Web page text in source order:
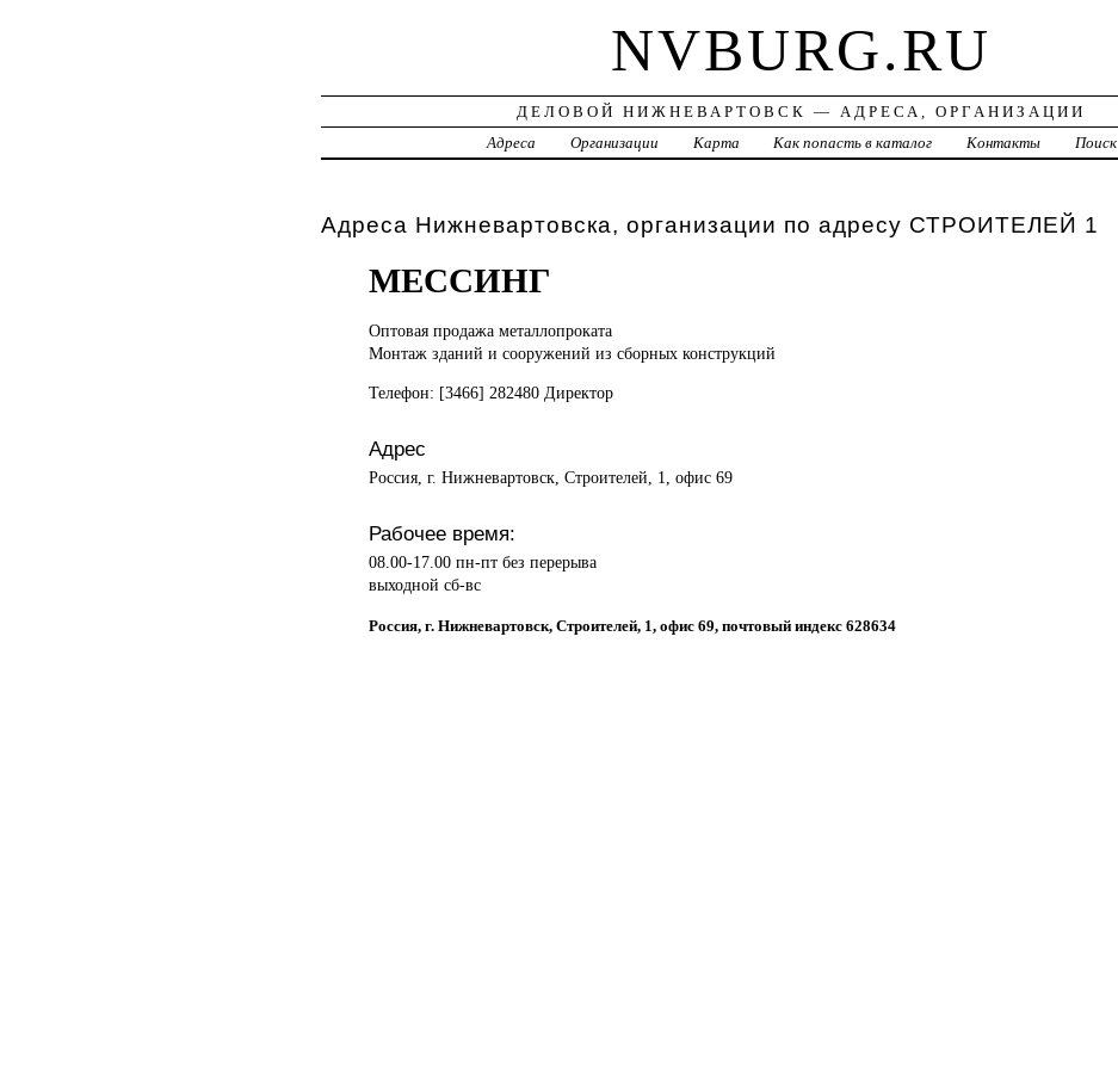
NVBURG.RU
ДЕЛОВОЙ НИЖНЕВАРТОВСК — АДРЕСА, ОРГАНИЗАЦИИ
Адреса
Организации Карта Как попасть в каталог Контакты Поиск
Адреса Нижневартовска, организации по адресу СТРОИТЕЛЕЙ 1
МЕССИНГ
Оптовая продажа металлопроката
Монтаж зданий и сооружений из сборных конструкций
Телефон: [3466] 282480 Директор
Адрес
Россия, г. Нижневартовск, Строителей, 1, офис 69
Рабочее время:
08.00-17.00 пн-пт без перерыва
выходной сб-вс
Россия, г. Нижневартовск, Строителей, 1, офис 69, почтовый индекс 628634